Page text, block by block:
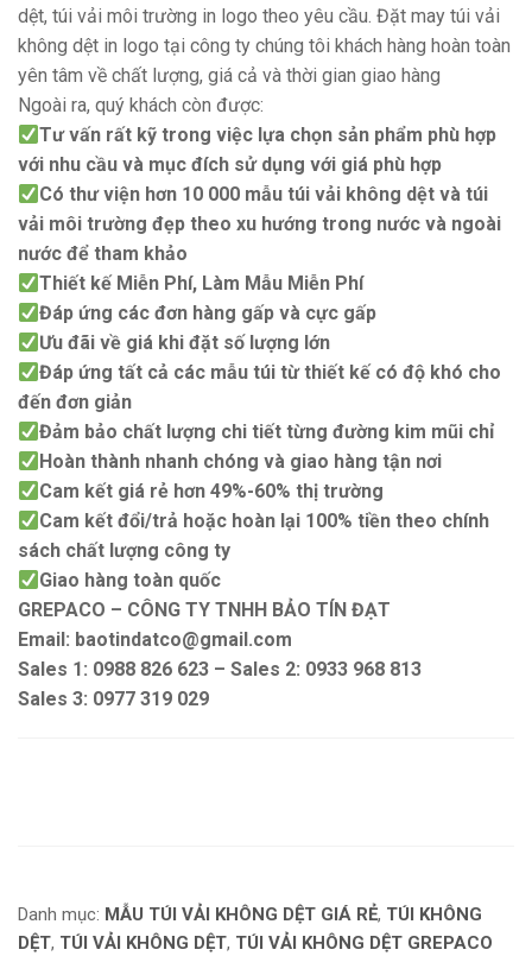
dệt, túi vải môi trường in logo theo yêu cầu. Đặt may túi vải
không dệt in logo tại công ty chúng tôi khách hàng hoàn toàn
yên tâm về chất lượng, giá cả và thời gian giao hàng
Ngoài ra, quý khách còn được:
Tư vấn rất kỹ trong việc lựa chọn sản phẩm phù hợp
với nhu cầu và mục đích sử dụng với giá phù hợp
Có thư viện hơn 10 000 mẫu túi vải không dệt và túi
vải môi trường đẹp theo xu hướng trong nước và ngoài
nước để tham khảo
Thiết kế Miễn Phí, Làm Mẫu Miễn Phí
Đáp ứng các đơn hàng gấp và cực gấp
Ưu đãi về giá khi đặt số lượng lớn
Đáp ứng tất cả các mẫu túi từ thiết kế có độ khó cho
đến đơn giản
Đảm bảo chất lượng chi tiết từng đường kim mũi chỉ
Hoàn thành nhanh chóng và giao hàng tận nơi
Cam kết giá rẻ hơn 49%-60% thị trường
Cam kết đổi/trả hoặc hoàn lại 100% tiền theo chính
sách chất lượng công ty
Giao hàng toàn quốc
GREPACO – CÔNG TY TNHH BẢO TÍN ĐẠT
Email: baotindatco@gmail.com
Sales 1: 0988 826 623 – Sales 2: 0933 968 813
Sales 3: 0977 319 029
Danh mục: MẪU TÚI VẢI KHÔNG DỆT GIÁ RẺ, TÚI KHÔNG
DỆT, TÚI VẢI KHÔNG DỆT, TÚI VẢI KHÔNG DỆT GREPACO